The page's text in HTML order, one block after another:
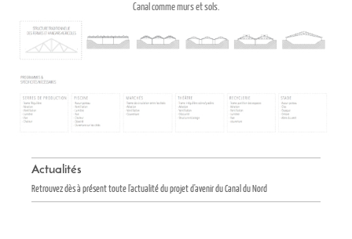
Canal comme murs et sols.
Actualités
Retrouvez dès à présent toute l'actualité du projet d'avenir du Canal du Nord